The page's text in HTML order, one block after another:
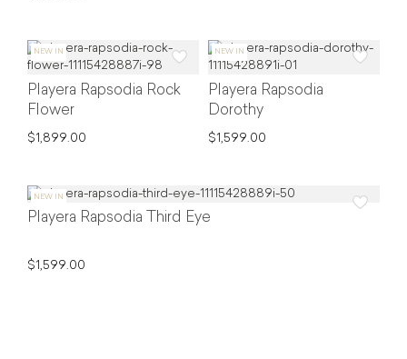
Playera Rapsodia Rock
Flower
$1,899.00
Playera Rapsodia
Dorothy
$1,599.00
Playera Rapsodia Third Eye
$1,599.00